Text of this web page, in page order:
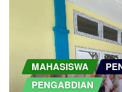
MAHASISWA
PENGABDIAN